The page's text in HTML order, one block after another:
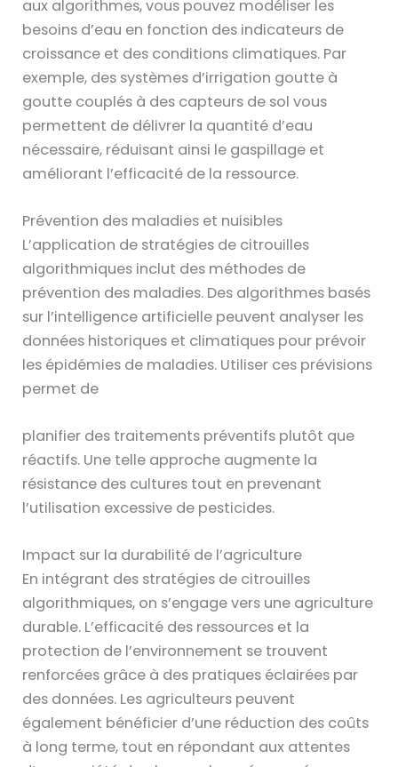
aux algorithmes, vous pouvez modéliser les
besoins d’eau en fonction des indicateurs de
croissance et des conditions climatiques. Par
exemple, des systèmes d’irrigation goutte à
goutte couplés à des capteurs de sol vous
permettent de délivrer la quantité d’eau
nécessaire, réduisant ainsi le gaspillage et
améliorant l’efficacité de la ressource.
Prévention des maladies et nuisibles
L’application de stratégies de citrouilles
algorithmiques inclut des méthodes de
prévention des maladies. Des algorithmes basés
sur l’intelligence artificielle peuvent analyser les
données historiques et climatiques pour prévoir
les épidémies de maladies. Utiliser ces prévisions
permet de
planifier des traitements préventifs plutôt que
réactifs. Une telle approche augmente la
résistance des cultures tout en prevenant
l’utilisation excessive de pesticides.
Impact sur la durabilité de l’agriculture
En intégrant des stratégies de citrouilles
algorithmiques, on s’engage vers une agriculture
durable. L’efficacité des ressources et la
protection de l’environnement se trouvent
renforcées grâce à des pratiques éclairées par
des données. Les agriculteurs peuvent
également bénéficier d’une réduction des coûts
à long terme, tout en répondant aux attentes